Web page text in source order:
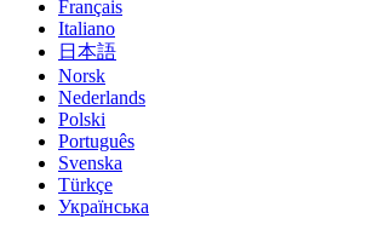
Français
Italiano
日本語
Norsk
Nederlands
Polski
Português
Svenska
Türkçe
Українська